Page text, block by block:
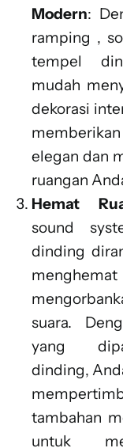
Modern:
ramping ,
tempel
mudah
dekorasi
elegan dan
ruangan
Hemat
sound
dinding
menghemat
suara.
yang
dinding,
tambahan
untuk